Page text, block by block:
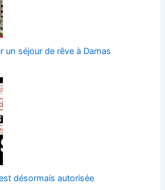
un séjour de rêve à Damas
désormais autorisée